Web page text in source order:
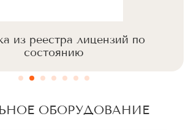
из реестра лицензий по
состоянию
ОБОРУДОВАНИЕ